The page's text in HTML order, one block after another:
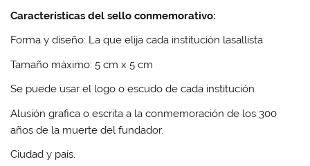
Características del sello conmemorativo:
Forma y diseño: La que elija cada institución lasallista
Tamaño máximo: 5 cm x 5 cm
Se puede usar el logo o escudo de cada institución
Alusión grafica o escrita a la conmemoración de los 300
años de la muerte del fundador.
Ciudad y país.